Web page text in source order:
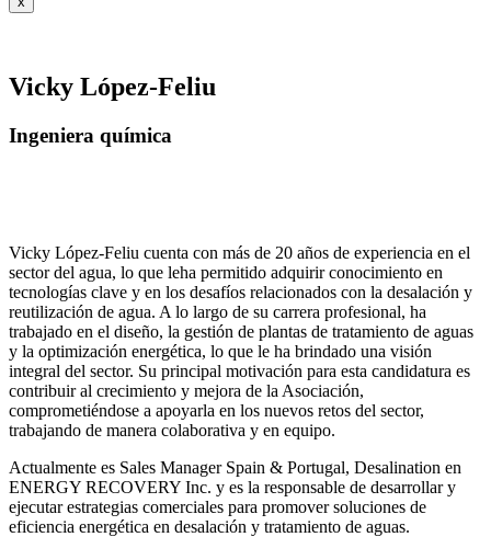
Vicky López-Feliu
Ingeniera química
Vicky López-Feliu cuenta con más de 20 años de experiencia en el
sector del agua, lo que leha permitido adquirir conocimiento en
tecnologías clave y en los desafíos relacionados con la desalación y
reutilización de agua. A lo largo de su carrera profesional, ha
trabajado en el diseño, la gestión de plantas de tratamiento de aguas
y la optimización energética, lo que le ha brindado una visión
integral del sector. Su principal motivación para esta candidatura es
contribuir al crecimiento y mejora de la Asociación,
comprometiéndose a apoyarla en los nuevos retos del sector,
trabajando de manera colaborativa y en equipo.
Actualmente es Sales Manager Spain & Portugal, Desalination en
ENERGY RECOVERY Inc. y es la responsable de desarrollar y
ejecutar estrategias comerciales para promover soluciones de
eficiencia energética en desalación y tratamiento de aguas.